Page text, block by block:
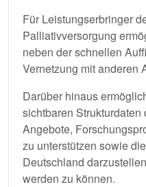
Für Leistungserbringer
Palliativversorgung
neben der schnellen
Vernetzung mit anderen
Darüber hinaus
sichtbaren Strukturdaten
Angebote,
zu unterstützen sowie
Deutschland
werden zu können.